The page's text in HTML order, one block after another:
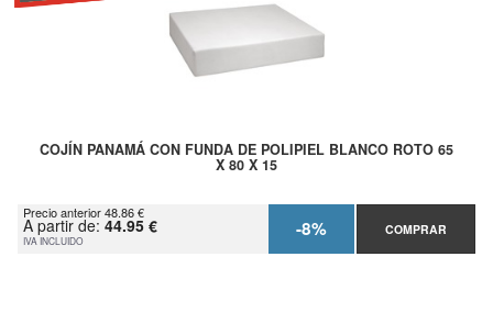
COJÍN PANAMÁ CON FUNDA DE POLIPIEL BLANCO ROTO 65
X 80 X 15
Precio anterior 48.86 €
A partir de: 44.95 €
IVA INCLUIDO -8% COMPRAR